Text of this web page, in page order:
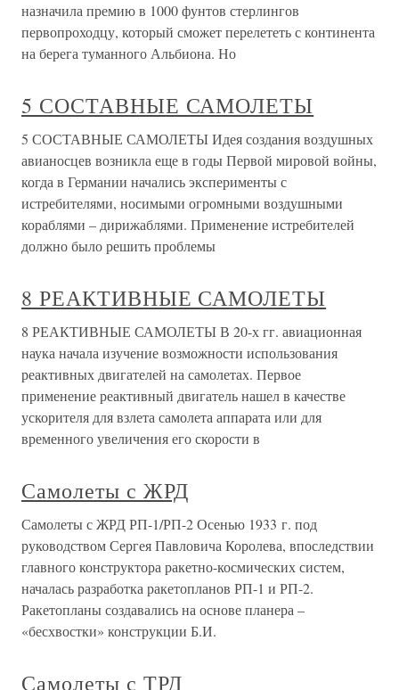
назначила премию в 1000 фунтов стерлингов
первопроходцу, который сможет перелететь с континента
на берега туманного Альбиона. Но
5 СОСТАВНЫЕ САМОЛЕТЫ
5 СОСТАВНЫЕ САМОЛЕТЫ Идея создания воздушных
авианосцев возникла еще в годы Первой мировой войны,
когда в Германии начались эксперименты с
истребителями, носимыми огромными воздушными
кораблями – дирижаблями. Применение истребителей
должно было решить проблемы
8 РЕАКТИВНЫЕ САМОЛЕТЫ
8 РЕАКТИВНЫЕ САМОЛЕТЫ В 20-х гг. авиационная
наука начала изучение возможности использования
реактивных двигателей на самолетах. Первое
применение реактивный двигатель нашел в качестве
ускорителя для взлета самолета аппарата или для
временного увеличения его скорости в
Самолеты с ЖРД
Самолеты с ЖРД РП-1/РП-2 Осенью 1933 г. под
руководством Сергея Павловича Королева, впоследствии
главного конструктора ракетно-космических систем,
началась разработка ракетопланов РП-1 и РП-2.
Ракетопланы создавались на основе планера –
«бесхвостки» конструкции Б.И.
Самолеты с ТРД